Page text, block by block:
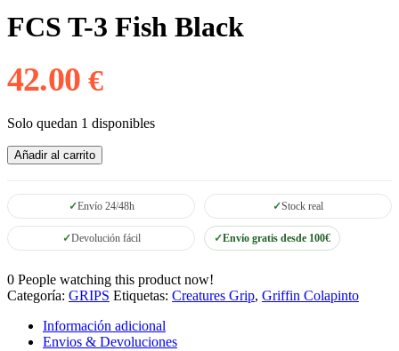
FCS T-3 Fish Black
42.00€
Solo quedan 1 disponibles
FCS
T-
Fish
Black
cantidad
Añadir al carrito
Envío 24/48h Stock real
Devolución fácil Envío gratis desde 100€
0 People watching this product now!
Categoría: GRIPS Etiquetas: Creatures Grip, Griffin Colapinto
Información adicional
Envios & Devoluciones